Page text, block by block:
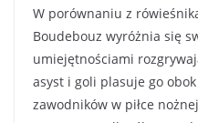
W porównaniu z
Boudebouz wyróżnia się
umiejętnościami
asyst i goli plasuje go
zawodników w piłce